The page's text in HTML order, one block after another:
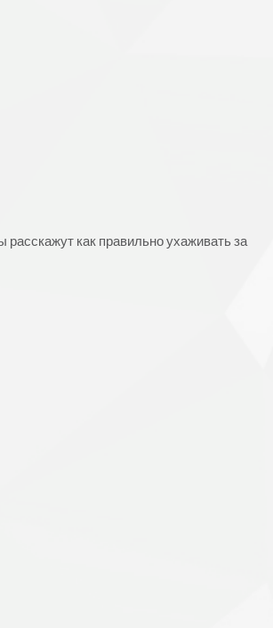
как правильно ухаживать за